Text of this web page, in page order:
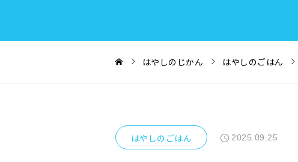
はやしのじかん はやしのごはん
はやしのごはん 2025.09.25